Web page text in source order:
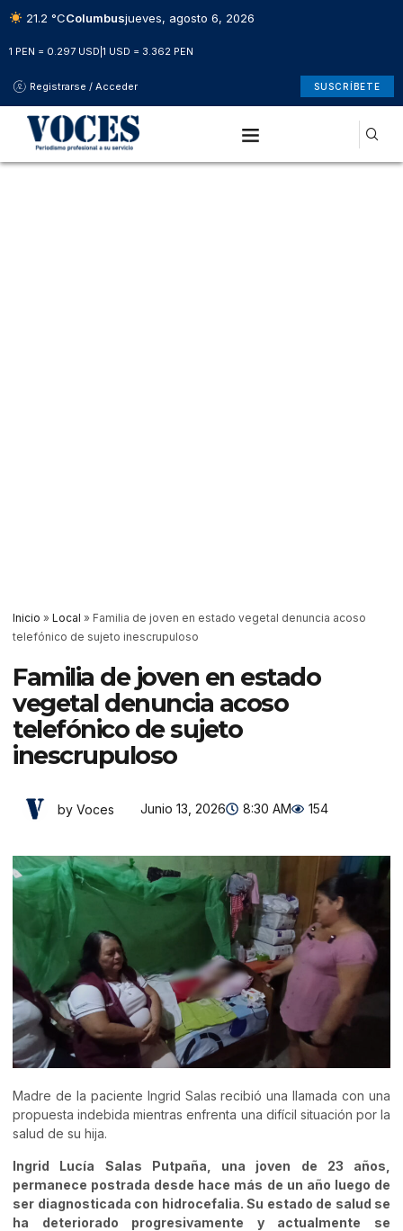
21.2 °CColumbusjueves, agosto 6, 2026
1 PEN = 0.297 USD 1 USD = 3.362 PEN
Registrarse / Acceder SUSCRÍBETE
Inicio » Local » Familia de joven en estado vegetal denuncia acoso
telefónico de sujeto inescrupuloso
Familia de joven en estado
vegetal denuncia acoso
telefónico de sujeto
inescrupuloso
by Voces Junio 13, 2026 8:30 AM 154
Madre de la paciente Ingrid Salas recibió una llamada con una
propuesta indebida mientras enfrenta una difícil situación por la
salud de su hija.
Ingrid Lucía Salas Putpaña, una joven de 23 años,
permanece postrada desde hace más de un año luego de
ser diagnosticada con hidrocefalia. Su estado de salud se
ha deteriorado progresivamente y actualmente se